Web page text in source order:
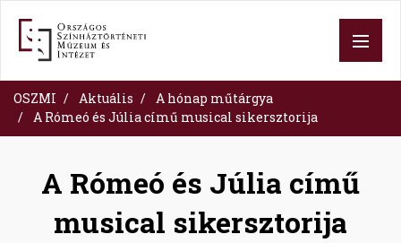
tartalomra
OSZMI Aktuális
A hónap műtárgya
A Rómeó és Júlia című musical sikersztorija
A Rómeó és Júlia című
musical sikersztorija